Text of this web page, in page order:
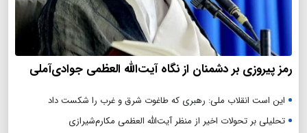
رمز پیروزی بر دشمنان از نگاه آیت‌الله العظمی جوادی‌آملی
این است انقلاب ملی: رهبری که طاغوت شرق و غرب را شکست داد
تحلیلی بر تحولات اخیر از منظر آیت‌الله العظمی مکارم‌شیرازی